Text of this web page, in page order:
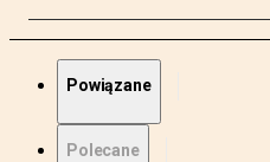
Powiązane
Polecane